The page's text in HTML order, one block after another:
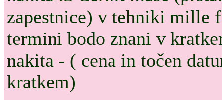
zapestnice) v tehniki mille
termini bodo znani v
nakita - ( cena in točen
kratkem)